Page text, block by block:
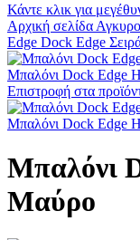
Κάντε κλικ για
Αρχική σελίδα
Edge Dock Edge
Μπαλόνι Dock Edge
Επιστροφή στα
Μπαλόνι Dock Edge
Μπαλόνι
Μαύρο